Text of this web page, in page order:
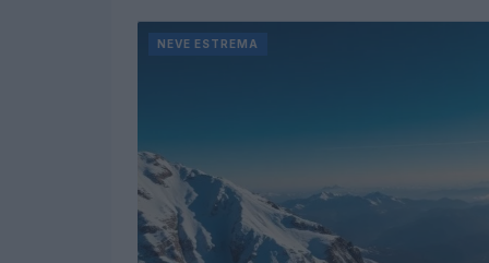
NEVE ESTREMA